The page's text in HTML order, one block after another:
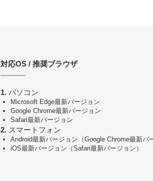
対応OS / 推奨ブラウザ
1.パソコン
Microsoft Edge最新バージョン
Google Chrome最新バージョン
Safari最新バージョン
2.スマートフォン
Android最新バージョン（Google Chrome最新バ
iOS最新バージョン（Safari最新バージョン）